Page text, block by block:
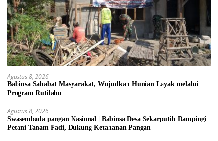
Agustus 8, 2026
Babinsa Sahabat Masyarakat, Wujudkan Hunian Layak melalui
Program Rutilahu
Agustus 8, 2026
Swasembada pangan Nasional | Babinsa Desa Sekarputih Dampingi
Petani Tanam Padi, Dukung Ketahanan Pangan